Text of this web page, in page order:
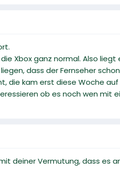
Xbox ganz normal. Also
dass der Fernseher
die kam erst diese Woche auf
ob es noch wen mit
deiner Vermutung, dass es